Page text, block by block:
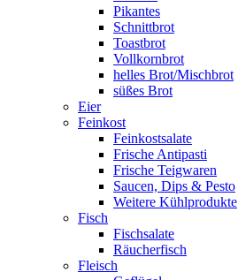
Pikantes
Schnittbrot
Toastbrot
Vollkornbrot
helles Brot/Mischbrot
süßes Brot
Eier
Feinkost
Feinkostsalate
Frische Antipasti
Frische Teigwaren
Saucen, Dips & Pesto
Weitere Kühlprodukte
Fisch
Fischsalate
Räucherfisch
Fleisch